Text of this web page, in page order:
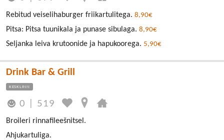
Rebitud veiselihaburger friikartulitega. 8,90€
Pitsa: Pitsa tuunikala ja punase sibulaga. 8,90€
Seljanka leiva krutoonide ja hapukoorega. 5,90€
Drink Bar & Grill
KESKLINN
0 519
Broileri rinnafileešnitsel.
Ahjukartuliga.